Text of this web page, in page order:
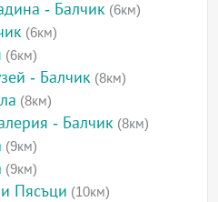
- Балчик (6км)
(6км)
(6км)
- Балчик (8км)
(8км)
- Балчик (8км)
(9км)
(9км)
Пясъци (10км)